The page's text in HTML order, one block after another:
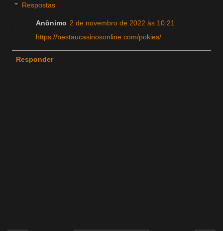
Respostas
Anônimo 2 de novembro de 2022 às 10:21
https://bestaucasinosonline.com/pokies/
Responder